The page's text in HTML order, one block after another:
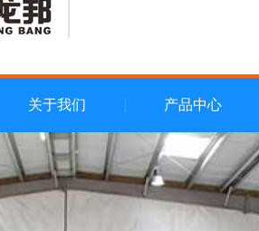
关于我们 产品中心